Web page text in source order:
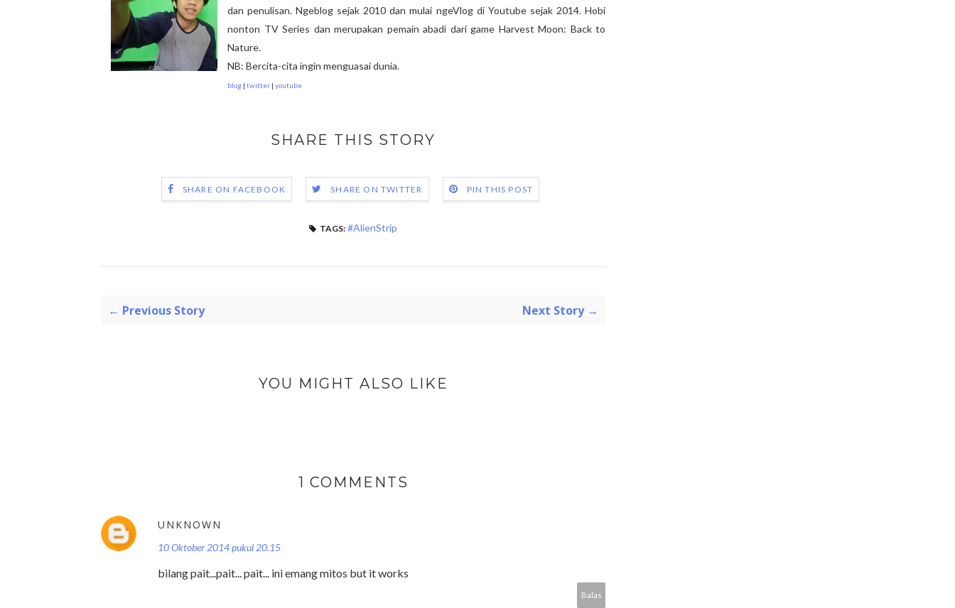
dan penulisan. Ngeblog sejak 2010 dan mulai ngeVlog di Youtube sejak 2014. Hobi
nonton TV Series dan merupakan pemain abadi dari game Harvest Moon: Back to
Nature.
NB: Bercita-cita ingin menguasai dunia.
blog | twitter | youtube
SHARE THIS STORY
SHARE ON FACEBOOK SHARE ON TWITTER PIN THIS POST
TAGS: #AlienStrip
← Previous Story Next Story →
YOU MIGHT ALSO LIKE
1 COMMENTS
UNKNOWN
10 Oktober 2014 pukul 20.15
bilang pait...pait... pait... ini emang mitos but it works
Balas